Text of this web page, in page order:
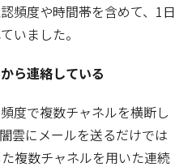
頻度や時間帯を含めて、1日
いました。
ら連絡している
度で複数チャネルを横断し
雲にメールを送るだけでは
複数チャネルを用いた連続